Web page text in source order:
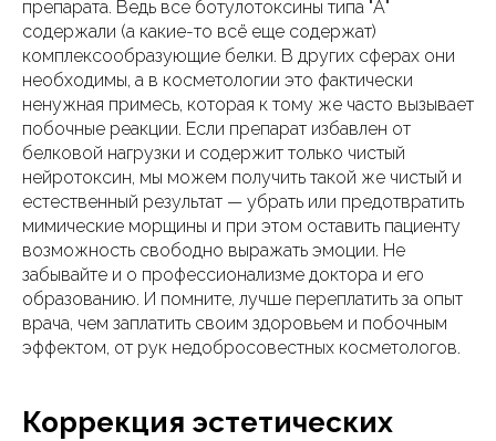
препарата. Ведь все ботулотоксины типа "А"
содержали (а какие-то всё еще содержат)
комплексообразующие белки. В других сферах они
необходимы, а в косметологии это фактически
ненужная примесь, которая к тому же часто вызывает
побочные реакции. Если препарат избавлен от
белковой нагрузки и содержит только чистый
нейротоксин, мы можем получить такой же чистый и
естественный результат — убрать или предотвратить
мимические морщины и при этом оставить пациенту
возможность свободно выражать эмоции. Не
забывайте и о профессионализме доктора и его
образованию. И помните, лучше переплатить за опыт
врача, чем заплатить своим здоровьем и побочным
эффектом, от рук недобросовестных косметологов.
Коррекция эстетических